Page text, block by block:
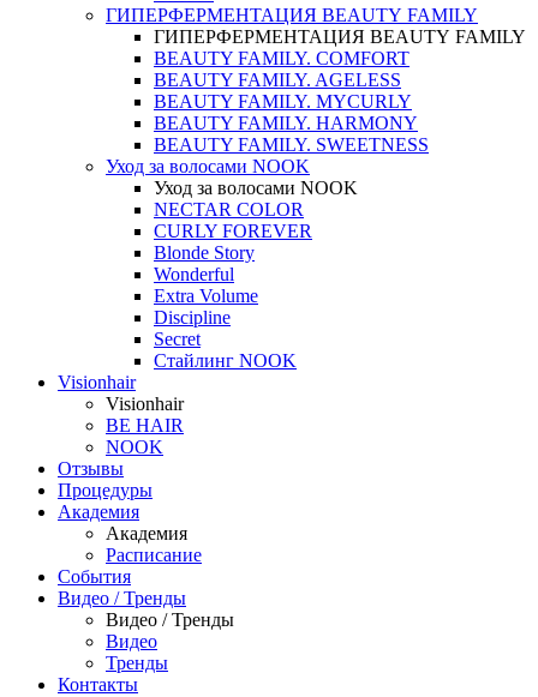
ГИПЕРФЕРМЕНТАЦИЯ BEAUTY FAMILY
ГИПЕРФЕРМЕНТАЦИЯ BEAUTY FAMILY
BEAUTY FAMILY. COMFORT
BEAUTY FAMILY. AGELESS
BEAUTY FAMILY. MYCURLY
BEAUTY FAMILY. HARMONY
BEAUTY FAMILY. SWEETNESS
Уход за волосами NOOK
Уход за волосами NOOK
NECTAR COLOR
CURLY FOREVER
Blonde Story
Wonderful
Extra Volume
Discipline
Secret
Стайлинг NOOK
Visionhair
Visionhair
BE HAIR
NOOK
Отзывы
Процедуры
Академия
Академия
Расписание
События
Видео / Тренды
Видео / Тренды
Видео
Тренды
Контакты